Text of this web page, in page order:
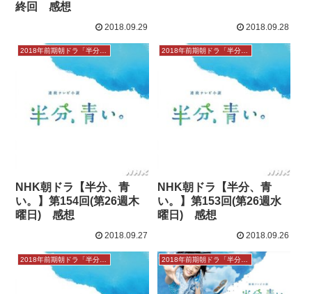
終回 感想
2018.09.29 2018.09.28
2018年前期朝ドラ「半分、青い。」
NHK朝ドラ【半分、青
い。】第154回(第26週木
曜日) 感想
2018.09.27
2018年前期朝ドラ「半分、青い。」
NHK朝ドラ【半分、青
い。】第153回(第26週水
曜日) 感想
2018.09.26
2018年前期朝ドラ「半分、青い。」